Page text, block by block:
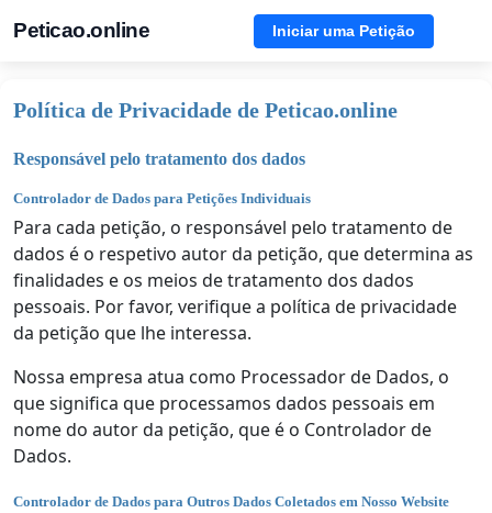
Peticao.online Iniciar uma Petição
Política de Privacidade de Peticao.online
Responsável pelo tratamento dos dados
Controlador de Dados para Petições Individuais
Para cada petição, o responsável pelo tratamento de
dados é o respetivo autor da petição, que determina as
finalidades e os meios de tratamento dos dados
pessoais. Por favor, verifique a política de privacidade
da petição que lhe interessa.
Nossa empresa atua como Processador de Dados, o
que significa que processamos dados pessoais em
nome do autor da petição, que é o Controlador de
Dados.
Controlador de Dados para Outros Dados Coletados em Nosso Website